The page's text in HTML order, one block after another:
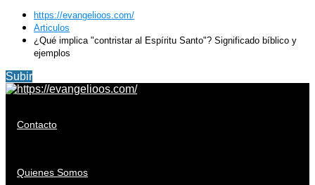
https://evangelioos.com/
Articulos
¿Qué implica "contristar al Espíritu Santo"? Significado bíblico y
ejemplos
Subir
Contacto
Quienes Somos